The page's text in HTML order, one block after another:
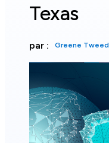
Texas
par : Greene Tweed